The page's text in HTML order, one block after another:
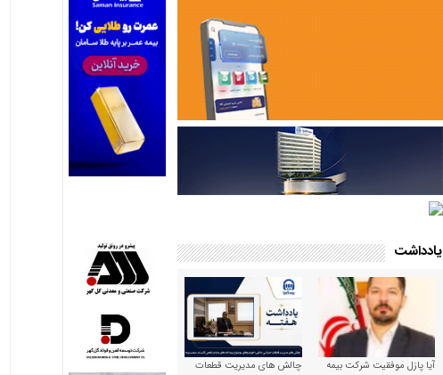
یادداشت
آیا پازل موفقیت شرکت بیمه
چالش های مدیریت قطعات